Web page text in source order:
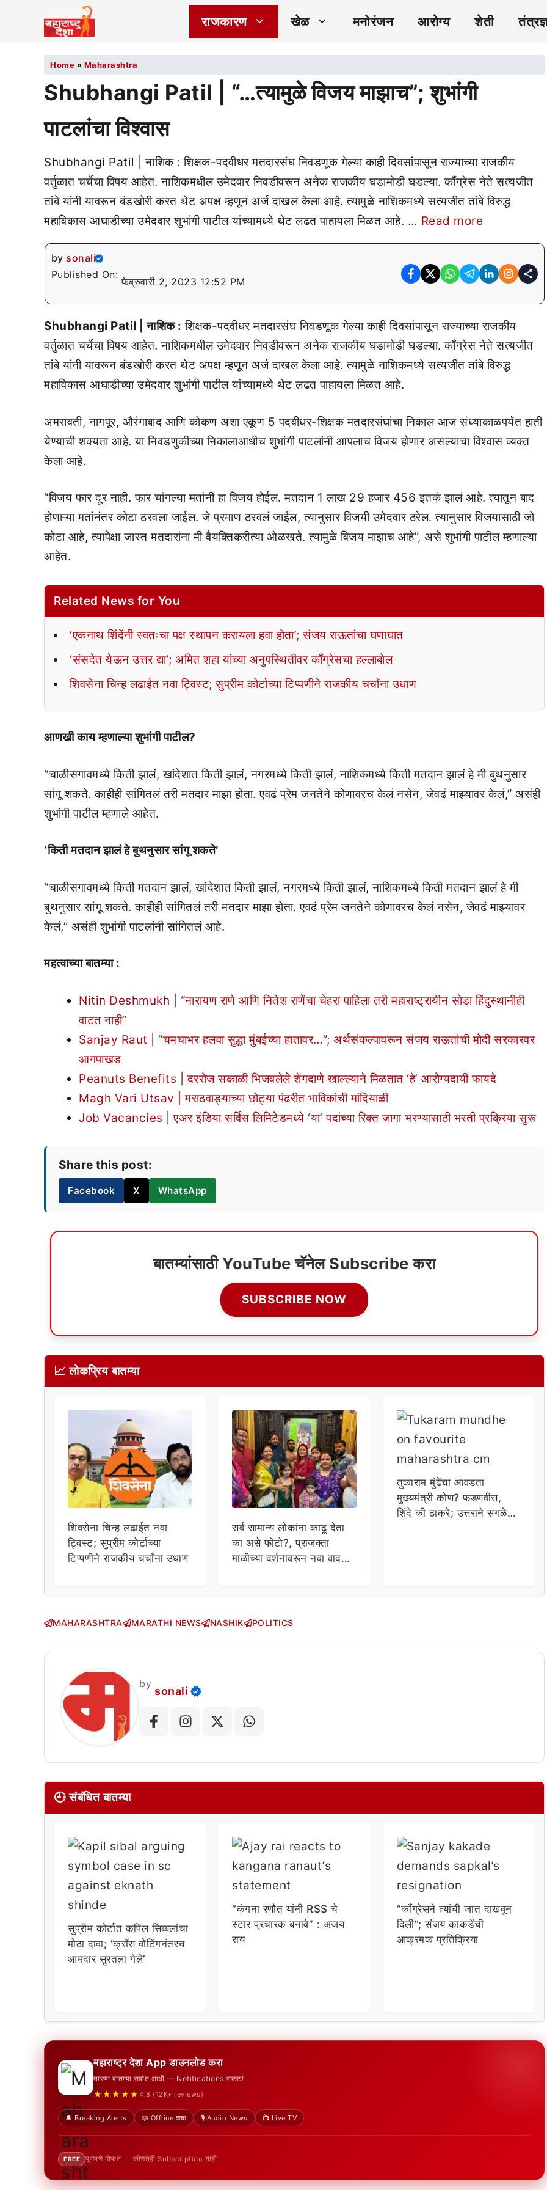
राजकारण खेळ मनोरंजन आरोग्य शेती
Home » Maharashtra
Shubhangi Patil | “…त्यामुळे विजय माझाच”; शुभांगी
पाटलांचा विश्वास
Shubhangi Patil | नाशिक : शिक्षक-पदवीधर मतदारसंघ निवडणूक गेल्या काही दिवसांपासून राज्याच्या राजकीय
वर्तुळात चर्चेचा विषय आहेत. नाशिकमधील उमेदवार निवडीवरून अनेक राजकीय घडामोडी घडल्या. काँग्रेस नेते सत्यजीत
तांबे यांनी यावरून बंडखोरी करत थेट अपक्ष म्हणून अर्ज दाखल केला आहे. त्यामुळे नाशिकमध्ये सत्यजीत तांबे विरुद्ध
महाविकास आघाडीच्या उमेदवार शुभांगी पाटील यांच्यामध्ये थेट लढत पाहायला मिळत आहे. … Read more
by sonali
Published On:
फेब्रुवारी 2, 2023 12:52 PM
Shubhangi Patil | नाशिक : शिक्षक-पदवीधर मतदारसंघ निवडणूक गेल्या काही दिवसांपासून राज्याच्या राजकीय
वर्तुळात चर्चेचा विषय आहेत. नाशिकमधील उमेदवार निवडीवरून अनेक राजकीय घडामोडी घडल्या. काँग्रेस नेते सत्यजीत
तांबे यांनी यावरून बंडखोरी करत थेट अपक्ष म्हणून अर्ज दाखल केला आहे. त्यामुळे नाशिकमध्ये सत्यजीत तांबे विरुद्ध
महाविकास आघाडीच्या उमेदवार शुभांगी पाटील यांच्यामध्ये थेट लढत पाहायला मिळत आहे.
अमरावती, नागपूर, औरंगाबाद आणि कोकण अशा एकूण 5 पदवीधर-शिक्षक मतदारसंघांचा निकाल आज संध्याकाळपर्यंत हाती
येण्याची शक्यता आहे. या निवडणुकीच्या निकालाआधीच शुभांगी पाटलांनी आपलाच विजय होणार असल्याचा विश्वास व्यक्त
केला आहे.
“विजय फार दूर नाही. फार चांगल्या मतांनी हा विजय होईल. मतदान 1 लाख 29 हजार 456 इतकं झालं आहे. त्यातून बाद
होणाऱ्या मतांनंतर कोटा ठरवला जाईल. जे प्रमाण ठरवलं जाईल, त्यानुसार विजयी उमेदवार ठरेल. त्यानुसार विजयासाठी जो
कोटा आहे, त्यापेक्षा जास्त मतदारांना मी वैयक्तिकरीत्या ओळखते. त्यामुळे विजय माझाच आहे”, असे शुभांगी पाटील म्हणाल्या
आहेत.
Related News for You
‘एकनाथ शिंदेंनी स्वतःचा पक्ष स्थापन करायला हवा होता’; संजय राऊतांचा घणाघात
‘संसदेत येऊन उत्तर द्या’; अमित शहा यांच्या अनुपस्थितीवर काँग्रेसचा हल्लाबोल
शिवसेना चिन्ह लढाईत नवा ट्विस्ट; सुप्रीम कोर्टाच्या टिप्पणीने राजकीय चर्चांना उधाण
आणखी काय म्हणाल्या शुभांगी पाटील?
“चाळीसगावमध्ये किती झालं, खांदेशात किती झालं, नगरमध्ये किती झालं, नाशिकमध्ये किती मतदान झालं हे मी बुथनुसार
सांगू शकते. काहीही सांगितलं तरी मतदार माझा होता. एवढं प्रेम जनतेने कोणावरच केलं नसेन, जेवढं माझ्यावर केलं,” असंही
शुभांगी पाटील म्हणाले आहेत.
‘किती मतदान झालं हे बुथनुसार सांगू शकते’
“चाळीसगावमध्ये किती मतदान झालं, खांदेशात किती झालं, नगरमध्ये किती झालं, नाशिकमध्ये किती मतदान झालं हे मी
बुथनुसार सांगू शकते. काहीही सांगितलं तरी मतदार माझा होता. एवढं प्रेम जनतेने कोणावरच केलं नसेन, जेवढं माझ्यावर
केलं,” असंही शुभांगी पाटलांनी सांगितलं आहे.
महत्वाच्या बातम्या :
Nitin Deshmukh | “नारायण राणे आणि नितेश राणेंचा चेहरा पाहिला तरी महाराष्ट्रायीन सोडा हिंदुस्थानीही
वाटत नाही”
Sanjay Raut | “चमचाभर हलवा सुद्धा मुंबईच्या हातावर…”; अर्थसंकल्पावरून संजय राऊतांची मोदी सरकारवर
आगपाखड
Peanuts Benefits | दररोज सकाळी भिजवलेले शेंगदाणे खाल्ल्याने मिळतात ‘हे’ आरोग्यदायी फायदे
Magh Vari Utsav | मराठवाड्याच्या छोट्या पंढरीत भाविकांची मांदियाळी
Job Vacancies | एअर इंडिया सर्विस लिमिटेडमध्ये ‘या’ पदांच्या रिक्त जागा भरण्यासाठी भरती प्रक्रिया सुरू
Share this post:
Facebook X WhatsApp
बातम्यांसाठी YouTube चॅनेल Subscribe करा
SUBSCRIBE NOW
📈 लोकप्रिय बातम्या
शिवसेना चिन्ह लढाईत नवा
ट्विस्ट; सुप्रीम कोर्टाच्या
टिप्पणीने राजकीय चर्चांना उधाण
सर्व सामान्य लोकांना काढू देता
का असे फोटो?, प्राजक्ता
माळीच्या दर्शनावरून नवा वाद;
तुकाराम मुंढेंचा आवडता
मुख्यमंत्री कोण? फडणवीस,
शिंदे की ठाकरे; उत्तराने सगळेच
MAHARASHTRA MARATHI NEWS NASHIK POLITICS
by
sonali
🕘 संबंधित बातम्या
सुप्रीम कोर्टात कपिल सिब्बलांचा
मोठा दावा; ‘क्रॉस वोटिंगनंतरच
आमदार सुरतला गेले’
“कंगना रणौत यांनी RSS चे
स्टार प्रचारक बनावे” : अजय
राय
“काँग्रेसने त्यांची जात दाखवून
दिली”; संजय काकडेंची
आक्रमक प्रतिक्रिया
महाराष्ट्र देशा App डाउनलोड करा
ताज्या बातम्या सर्वात आधी — Notifications सकट!
★★★★★ 4.8 (12K+ reviews)
🔔 Breaking Alerts 📖 Offline वाचा 🎙️ Audio News 📺 Live TV
FREE पूर्णपणे मोफत — कोणतेही Subscription नाही